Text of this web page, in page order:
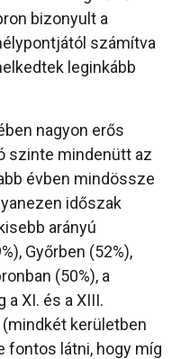
bizonyult a
számítva
leginkább
nagyon erős
szinte mindenütt az
évben mindössze
időszak
arányú
Győrben (52%),
(50%), a
XI. és a XIII.
kerületben
fontos látni, hogy míg